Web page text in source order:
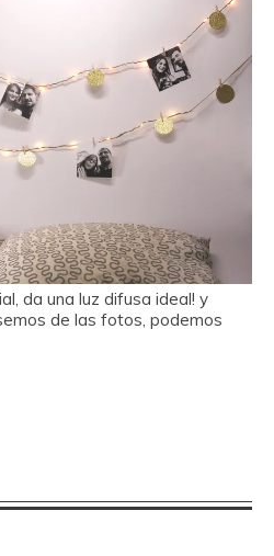
da una luz difusa ideal! y
de las fotos, podemos